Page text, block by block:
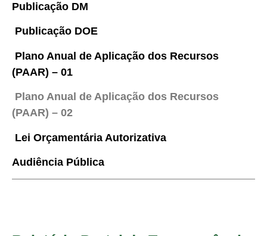
Publicação DM
Publicação DOE
Plano Anual de Aplicação dos Recursos
(PAAR) – 01
Plano Anual de Aplicação dos Recursos
(PAAR) – 02
Lei Orçamentária Autorizativa
Audiência Pública